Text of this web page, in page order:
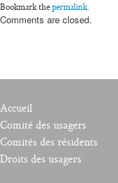
Bookmark the permalink.
Comments are closed.
Accueil
Comité des usagers
Comités des résidents
Droits des usagers